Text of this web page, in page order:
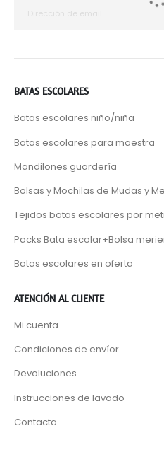
BATAS ESCOLARES
Batas escolares niño/niña
Batas escolares para maestra
Mandilones guardería
Bolsas y Mochilas de Mudas y
Tejidos batas escolares por
Packs Bata escolar+Bolsa
Batas escolares en oferta
ATENCIÓN AL CLIENTE
Mi cuenta
Condiciones de envíor
Devoluciones
Instrucciones de lavado
Contacta